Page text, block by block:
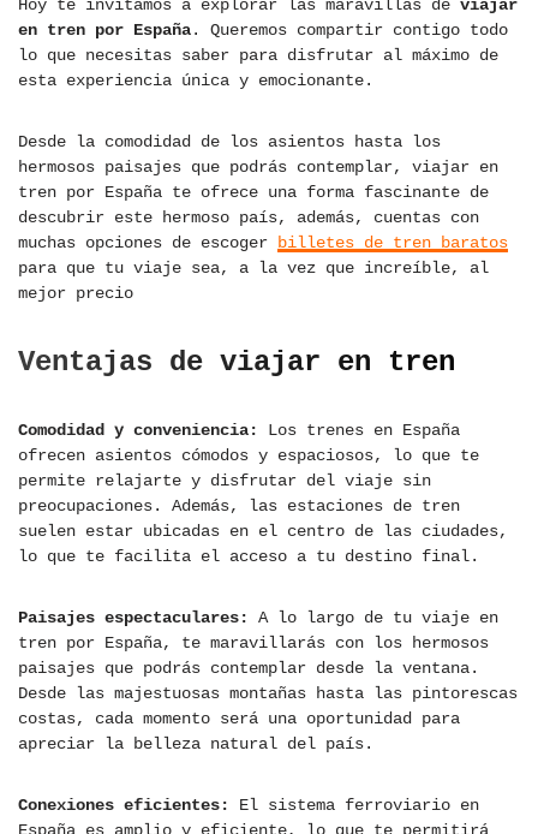
Hoy te invitamos a explorar las maravillas de viajar
en tren por España. Queremos compartir contigo todo
lo que necesitas saber para disfrutar al máximo de
esta experiencia única y emocionante.
Desde la comodidad de los asientos hasta los
hermosos paisajes que podrás contemplar, viajar en
tren por España te ofrece una forma fascinante de
descubrir este hermoso país, además, cuentas con
muchas opciones de escoger billetes de tren baratos
para que tu viaje sea, a la vez que increíble, al
mejor precio
Ventajas de viajar en tren
Comodidad y conveniencia: Los trenes en España
ofrecen asientos cómodos y espaciosos, lo que te
permite relajarte y disfrutar del viaje sin
preocupaciones. Además, las estaciones de tren
suelen estar ubicadas en el centro de las ciudades,
lo que te facilita el acceso a tu destino final.
Paisajes espectaculares: A lo largo de tu viaje en
tren por España, te maravillarás con los hermosos
paisajes que podrás contemplar desde la ventana.
Desde las majestuosas montañas hasta las pintorescas
costas, cada momento será una oportunidad para
apreciar la belleza natural del país.
Conexiones eficientes: El sistema ferroviario en